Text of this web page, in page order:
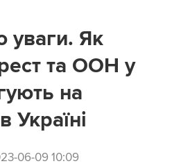
уваги. Як
та ООН у
на
Україні
06-09 10:09